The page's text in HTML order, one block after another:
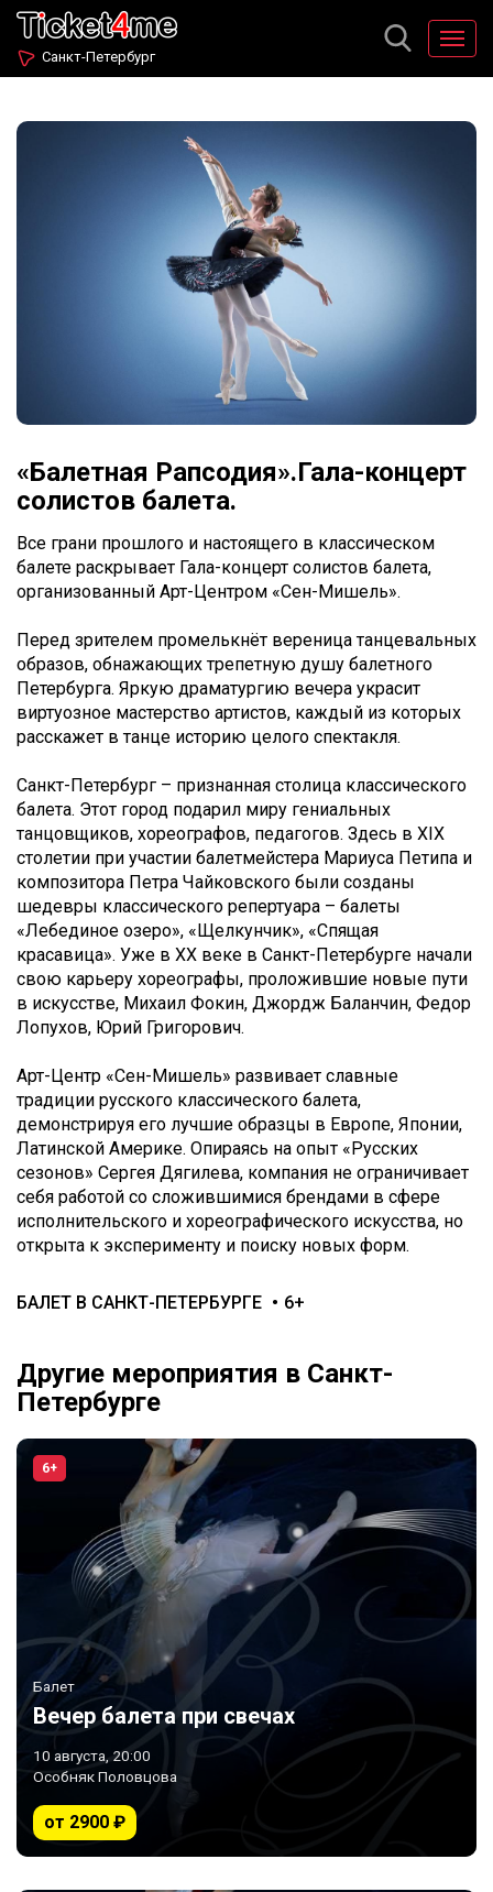
Санкт-Петербург
«Балетная Рапсодия».Гала-концерт
солистов балета.
Все грани прошлого и настоящего в классическом
балете раскрывает Гала-концерт солистов балета,
организованный Арт-Центром «Сен-Мишель».
Перед зрителем промелькнёт вереница танцевальных
образов, обнажающих трепетную душу балетного
Петербурга. Яркую драматургию вечера украсит
виртуозное мастерство артистов, каждый из которых
расскажет в танце историю целого спектакля.
Санкт-Петербург – признанная столица классического
балета. Этот город подарил миру гениальных
танцовщиков, хореографов, педагогов. Здесь в XIX
столетии при участии балетмейстера Мариуса Петипа и
композитора Петра Чайковского были созданы
шедевры классического репертуара – балеты
«Лебединое озеро», «Щелкунчик», «Спящая
красавица». Уже в XX веке в Санкт-Петербурге начали
свою карьеру хореографы, проложившие новые пути
в искусстве, Михаил Фокин, Джордж Баланчин, Федор
Лопухов, Юрий Григорович.
Арт-Центр «Сен-Мишель» развивает славные
традиции русского классического балета,
демонстрируя его лучшие образцы в Европе, Японии,
Латинской Америке. Опираясь на опыт «Русских
сезонов» Сергея Дягилева, компания не ограничивает
себя работой со сложившимися брендами в сфере
исполнительского и хореографического искусства, но
открыта к эксперименту и поиску новых форм.
БАЛЕТ В САНКТ-ПЕТЕРБУРГЕ 6+
Другие мероприятия в Санкт-
Петербурге
6+
Балет
Вечер балета при свечах
10 августа, 20:00
Особняк Половцова
от 2900 ₽